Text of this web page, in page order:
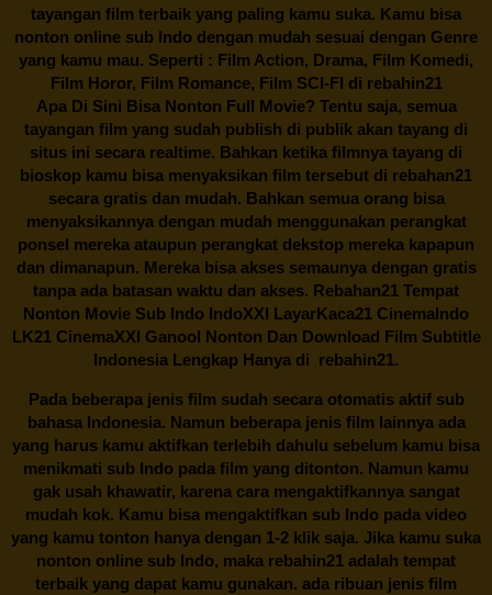
tayangan film terbaik yang paling kamu suka. Kamu bisa
nonton online sub Indo dengan mudah sesuai dengan Genre
yang kamu mau. Seperti : Film Action, Drama, Film Komedi,
Film Horor, Film Romance, Film SCI-FI di rebahin21
Apa Di Sini Bisa Nonton Full Movie? Tentu saja, semua
tayangan film yang sudah publish di publik akan tayang di
situs ini secara realtime. Bahkan ketika filmnya tayang di
bioskop kamu bisa menyaksikan film tersebut di rebahan21
secara gratis dan mudah. Bahkan semua orang bisa
menyaksikannya dengan mudah menggunakan perangkat
ponsel mereka ataupun perangkat dekstop mereka kapapun
dan dimanapun. Mereka bisa akses semaunya dengan gratis
tanpa ada batasan waktu dan akses. Rebahan21 Tempat
Nonton Movie Sub Indo IndoXXI LayarKaca21 CinemaIndo
LK21 CinemaXXI Ganool Nonton Dan Download Film Subtitle
Indonesia Lengkap Hanya di rebahin21.
Pada beberapa jenis film sudah secara otomatis aktif sub
bahasa Indonesia. Namun beberapa jenis film lainnya ada
yang harus kamu aktifkan terlebih dahulu sebelum kamu bisa
menikmati sub Indo pada film yang ditonton. Namun kamu
gak usah khawatir, karena cara mengaktifkannya sangat
mudah kok. Kamu bisa mengaktifkan sub Indo pada video
yang kamu tonton hanya dengan 1-2 klik saja. Jika kamu suka
nonton online sub Indo, maka rebahin21 adalah tempat
terbaik yang dapat kamu gunakan. ada ribuan jenis film